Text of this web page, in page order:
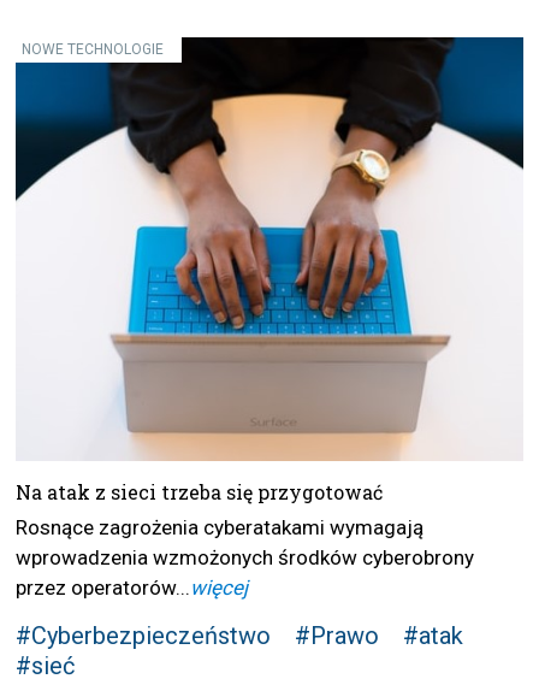
NOWE TECHNOLOGIE
Na atak z sieci trzeba się przygotować
Rosnące zagrożenia cyberatakami wymagają
wprowadzenia wzmożonych środków cyberobrony
przez operatorów... więcej
#Cyberbezpieczeństwo #Prawo
#atak
#sieć